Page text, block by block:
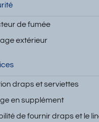
de fumée
extérieur
draps et serviettes
en supplément
de fournir draps et le